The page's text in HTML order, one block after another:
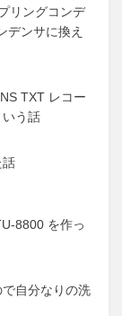
リングコンデ
デンサに換え
TXT レコー
いう話
話
8800 を作っ
自分なりの洗